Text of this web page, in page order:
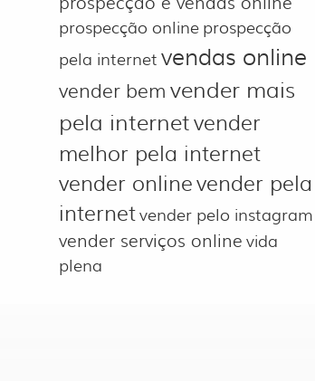
prospecção online prospecção
pela internet vendas online
vender bemvender mais
pela internetvender
melhor pela internet
vender onlinevender pela
internetvender pelo instagram
vender serviços online vida
plena